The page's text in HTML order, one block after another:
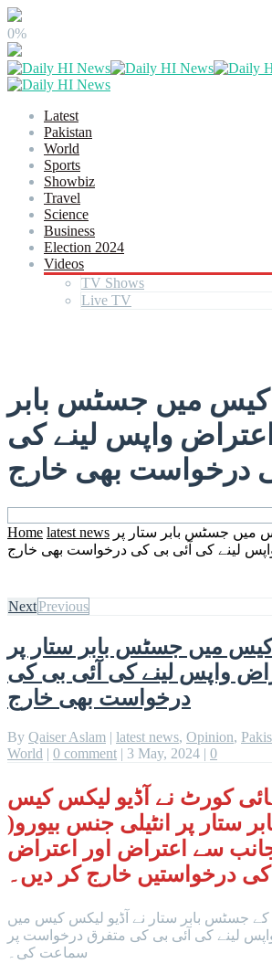
0%
Latest
Pakistan
World
Sports
Showbiz
Travel
Science
Business
Election 2024
Videos
TV Shows
Live TV
کیس میں جسٹس بابر
واپس لینے کی
درخواست بھی خارج
Home latest news میں جسٹس بابر ستار پر
لینے کی آئی بی کی درخواست بھی خارج
NextPrevious
کیس میں جسٹس بابر ستار پر
واپس لینے کی آئی بی کی
درخواست بھی خارج
By Qaiser Aslam | latest news, Opinion,
World | 0 comment | 3 May, 2024 | 0
ہائی کورٹ نے آڈیو لیکس کیس
ستار پر انٹیلی جنس بیورو(
سے اعتراض اور اعتراض
کے جسٹس بابر ستار نے آڈیو لیکس کیس میں
لینے کی آئی بی کی متفرق درخواست پر